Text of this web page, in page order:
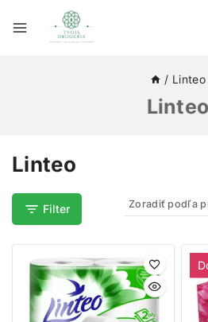
/ Linteo
Linteo
Linteo
Filter